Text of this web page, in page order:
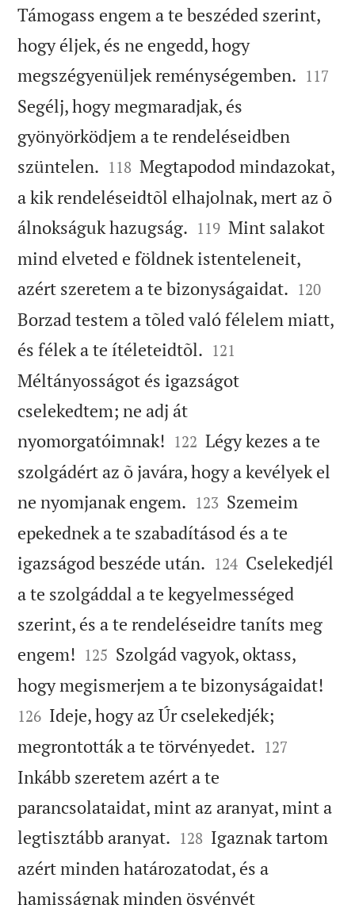
Támogass engem a te beszéded szerint,
hogy éljek, és ne engedd, hogy
megszégyenüljek reménységemben. 

117
Segélj, hogy megmaradjak, és
gyönyörködjem a te rendeléseidben
szüntelen. 

118 Megtapodod mindazokat,
a kik rendeléseidtõl elhajolnak, mert az õ
álnokságuk hazugság. 

119 Mint salakot
mind elveted e földnek istenteleneit,
azért szeretem a te bizonyságaidat. 

120
Borzad testem a tõled való félelem miatt,
és félek a te ítéleteidtõl. 

121
Méltányosságot és igazságot
cselekedtem; ne adj át
nyomorgatóimnak! 

122 Légy kezes a te
szolgádért az õ javára, hogy a kevélyek el
ne nyomjanak engem. 

123 Szemeim
epekednek a te szabadításod és a te
igazságod beszéde után. 

124 Cselekedjél
a te szolgáddal a te kegyelmességed
szerint, és a te rendeléseidre taníts meg
engem! 

125 Szolgád vagyok, oktass,
hogy megismerjem a te bizonyságaidat!
126 Ideje, hogy az Úr cselekedjék;
megrontották a te törvényedet. 

127
Inkább szeretem azért a te
parancsolataidat, mint az aranyat, mint a
legtisztább aranyat. 

128 Igaznak tartom
azért minden határozatodat, és a
hamisságnak minden ösvényét